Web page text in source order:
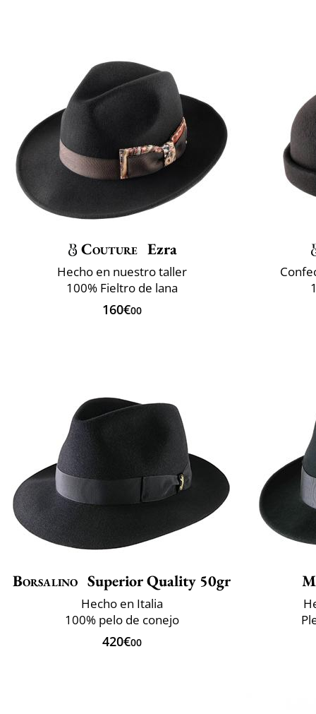
Couture Ezra
Hecho en nuestro taller
100% Fieltro de lana
160€00
Borsalino Superior Quality 50gr
Hecho en Italia
100% pelo de conejo
420€00